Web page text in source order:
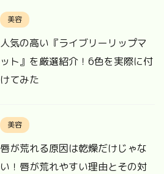
美容
人気の高い『ライブリーリップマ
ット』を厳選紹介！6色を実際に付
けてみた
美容
唇が荒れる原因は乾燥だけじゃな
い！唇が荒れやすい理由とその対